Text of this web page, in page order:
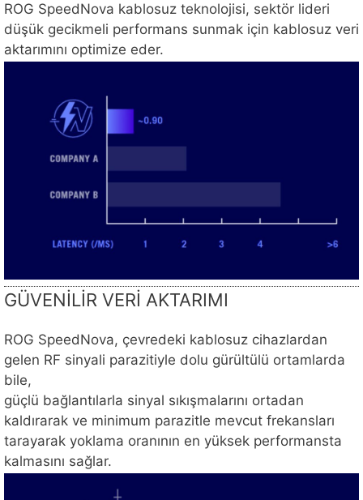
ROG SpeedNova kablosuz teknolojisi, sektör lideri
düşük gecikmeli performans sunmak için kablosuz veri
aktarımını optimize eder.
GÜVENİLİR VERİ AKTARIMI
ROG SpeedNova, çevredeki kablosuz cihazlardan
gelen RF sinyali parazitiyle dolu gürültülü ortamlarda
bile,
güçlü bağlantılarla sinyal sıkışmalarını ortadan
kaldırarak ve minimum parazitle mevcut frekansları
tarayarak yoklama oranının en yüksek performansta
kalmasını sağlar.